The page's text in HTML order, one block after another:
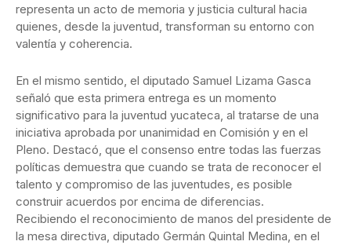
representa un acto de memoria y justicia cultural hacia
quienes, desde la juventud, transforman su entorno con
valentía y coherencia.
En el mismo sentido, el diputado Samuel Lizama Gasca
señaló que esta primera entrega es un momento
significativo para la juventud yucateca, al tratarse de una
iniciativa aprobada por unanimidad en Comisión y en el
Pleno. Destacó, que el consenso entre todas las fuerzas
políticas demuestra que cuando se trata de reconocer el
talento y compromiso de las juventudes, es posible
construir acuerdos por encima de diferencias.
Recibiendo el reconocimiento de manos del presidente de
la mesa directiva, diputado Germán Quintal Medina, en el